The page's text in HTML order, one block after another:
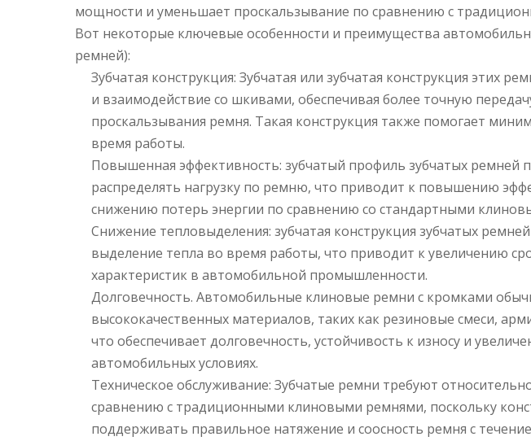
мощности и уменьшает проскальзывание по сравнению с
Вот некоторые ключевые особенности и преимущества
ремней):
Зубчатая конструкция: Зубчатая или зубчатая конструкция этих
и взаимодействие со шкивами, обеспечивая более точную
проскальзывания ремня. Такая конструкция также помогает
время работы.
Повышенная эффективность: зубчатый профиль зубчатых ремней
распределять нагрузку по ремню, что приводит к повышению
снижению потерь энергии по сравнению со стандартными
Снижение тепловыделения: зубчатая конструкция зубчатых
выделение тепла во время работы, что приводит к увеличению
характеристик в автомобильной промышленности.
Долговечность. Автомобильные клиновые ремни с кромками
высококачественных материалов, таких как резиновые смеси,
что обеспечивает долговечность, устойчивость к износу и
автомобильных условиях.
Техническое обслуживание: Зубчатые ремни требуют
сравнению с традиционными клиновыми ремнями, поскольку
поддерживать правильное натяжение и соосность ремня с